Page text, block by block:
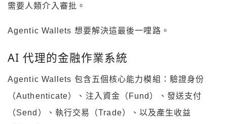
需要人類介入審批。
Agentic Wallets 想要解決這最後一哩路。
AI 代理的金融作業系統
Agentic Wallets 包含五個核心能力模組：驗證身份
（Authenticate）、注入資金（Fund）、發送支付
（Send）、執行交易（Trade）、以及產生收益